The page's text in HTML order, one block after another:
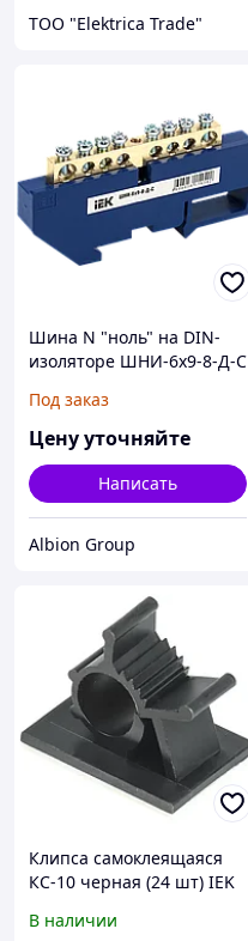
ТОО "Elektrica Trade"
Шина N "ноль" на DIN-
изоляторе ШНИ-6х9-8-Д-С
Под заказ
Цену уточняйте
Написать
Albion Group
Клипса самоклеящаяся
КС-10 черная (24 шт) IEK
В наличии